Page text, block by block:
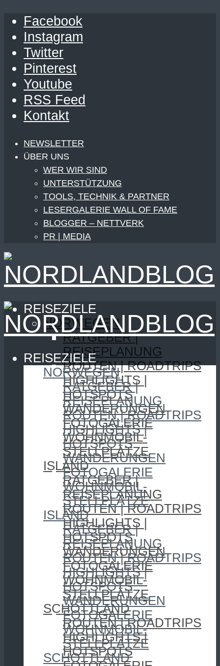
Facebook
Instagram
Twitter
Pinterest
Youtube
RSS Feed
Kontakt
NEWSLETTER
ÜBER UNS
WER WIR SIND
UNTERSTÜTZUNG
TOOLS, TECHNIK & PARTNER
LESERGALERIE WALL OF FAME
BLOGGER – NETTVERK
PR | MEDIA
REISEZIELE
NORWEGEN
RATGEBER |
REISEPLANUNG
ROUTEN | ROADTRIPS
HIGHLIGHTS |
HOTSPOTS
WANDERUNGEN
FOTOGALERIE
WOHNMOBIL-
STELLPLÄTZE
ISLAND
RATGEBER |
REISEPLANUNG
ROUTEN | ROADTRIPS
HIGHLIGHTS |
HOTSPOTS
WANDERUNGEN
FOTOGALERIE
WOHNMOBIL-
STELLPLÄTZE
SCHOTTLAND
ROUTEN | ROADTRIPS
HIGHLIGHTS |
HOTSPOTS
REISEZIELE
NORWEGEN
RATGEBER |
REISEPLANUNG
ROUTEN | ROADTRIPS
HIGHLIGHTS |
HOTSPOTS
WANDERUNGEN
FOTOGALERIE
WOHNMOBIL-
STELLPLÄTZE
ISLAND
RATGEBER |
REISEPLANUNG
ROUTEN | ROADTRIPS
HIGHLIGHTS |
HOTSPOTS
WANDERUNGEN
FOTOGALERIE
WOHNMOBIL-
STELLPLÄTZE
SCHOTTLAND